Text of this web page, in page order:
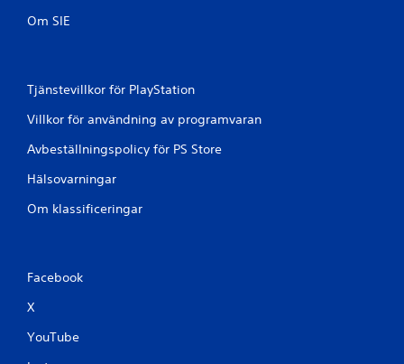
Om SIE
Tjänstevillkor för PlayStation
Villkor för användning av programvaran
Avbeställningspolicy för PS Store
Hälsovarningar
Om klassificeringar
Facebook
X
YouTube